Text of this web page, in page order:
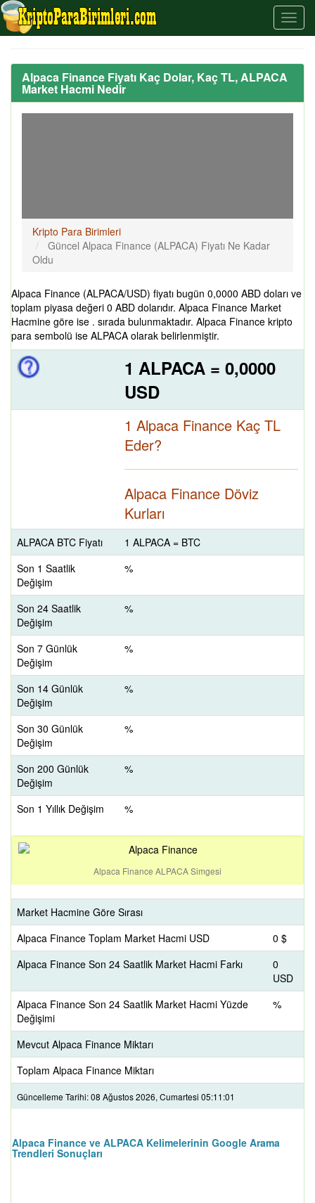
Alpaca Finance Fiyatı Kaç Dolar, Kaç TL, ALPACA
Market Hacmi Nedir
Kripto Para Birimleri
Güncel Alpaca Finance (ALPACA) Fiyatı Ne Kadar
Oldu
Alpaca Finance (ALPACA/USD) fiyatı bugün 0,0000 ABD doları ve
toplam piyasa değeri 0 ABD dolarıdır. Alpaca Finance Market
Hacmine göre ise . sırada bulunmaktadır. Alpaca Finance kripto
para sembolü ise ALPACA olarak belirlenmiştir.
1 ALPACA = 0,0000
USD
1 Alpaca Finance Kaç TL
Eder?
Alpaca Finance Döviz
Kurları
ALPACA BTC Fiyatı
1 ALPACA = BTC
Son 1 Saatlik
Değişim
%
Son 24 Saatlik
Değişim
%
Son 7 Günlük
Değişim
%
Son 14 Günlük
Değişim
%
Son 30 Günlük
Değişim
%
Son 200 Günlük
Değişim
%
Son 1 Yıllık Değişim %
Alpaca Finance ALPACA Simgesi
Market Hacmine Göre Sırası
Alpaca Finance Toplam Market Hacmi USD
0 $
Alpaca Finance Son 24 Saatlik Market Hacmi Farkı
0
USD
Alpaca Finance Son 24 Saatlik Market Hacmi Yüzde
Değişimi
%
Mevcut Alpaca Finance Miktarı
Toplam Alpaca Finance Miktarı
Güncelleme Tarihi: 08 Ağustos 2026, Cumartesi 05:11:01
Alpaca Finance ve ALPACA Kelimelerinin Google Arama
Trendleri Sonuçları